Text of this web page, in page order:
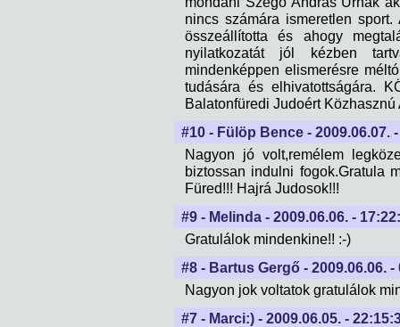
nincs számára ismeretlen
összeállította és ahogy
nyilatkozatát jól kézben
mindenképpen elismerésre
tudására és elhivatottságára.
Balatonfüredi Judoért
#10 - Fülöp Bence - 2009.06.07.
Nagyon jó volt,remélem
biztossan indulni fogok.Gratula
Füred!!! Hajrá Judosok!!!
#9 - Melinda - 2009.06.06. -
Gratulálok mindenkine!! :-)
#8 - Bartus Gergő - 2009.06.06. -
Nagyon jok voltatok gratulálok
#7 - Marci:) - 2009.06.05. -